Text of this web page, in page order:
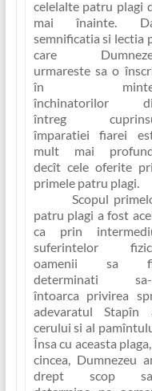
celelalte patru plagi
mai înainte.
semnificatia si lectia
care
urmareste sa o
în
închinatorilor
întreg
împaratiei fiarei
mult mai
decît cele oferite
primele patru plagi.
Scopul
patru plagi a fost
ca prin
suferintelor
oamenii sa
determinati sa-
întoarca privirea
adevaratul Stapîn
cerului si al
Însa cu aceasta
cincea, Dumnezeu
drept scop